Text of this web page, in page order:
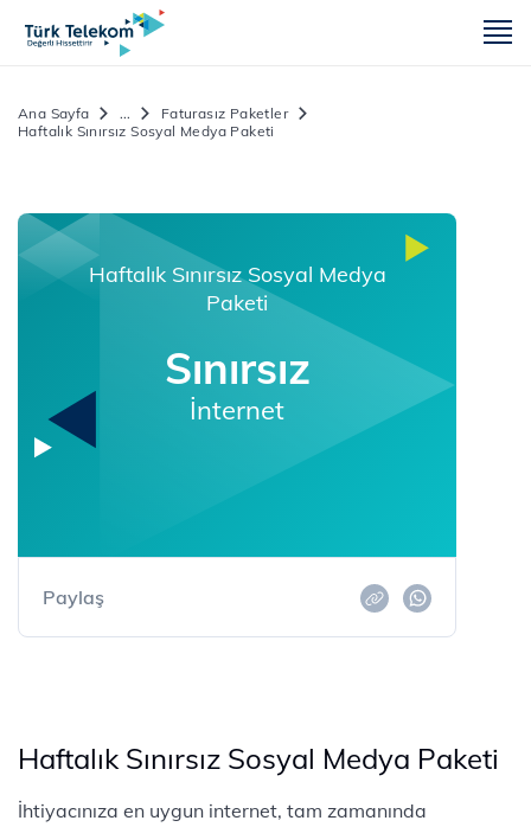
Ana Sayfa ...
Faturasız Paketler
Haftalık Sınırsız Sosyal Medya Paketi
Haftalık Sınırsız Sosyal Medya
Paketi
Sınırsız
İnternet
Paylaş
Haftalık Sınırsız Sosyal Medya Paketi
İhtiyacınıza en uygun internet, tam zamanında